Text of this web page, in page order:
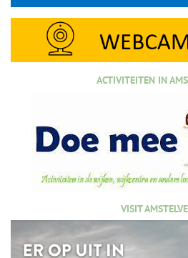
ACTIVITEITEN IN
VISIT